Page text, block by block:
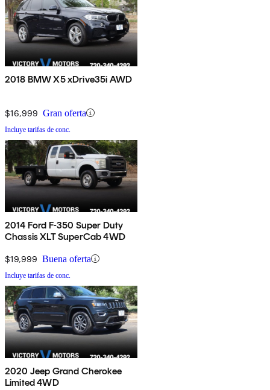
2018 BMW X5 xDrive35i AWD
$16,999 Gran oferta
Incluye tarifas de conc.
2014 Ford F-350 Super Duty
Chassis XLT SuperCab 4WD
$19,999 Buena oferta
Incluye tarifas de conc.
2020 Jeep Grand Cherokee
Limited 4WD